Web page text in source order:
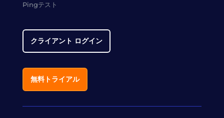
Pingテスト
クライアント ログイン
無料トライアル